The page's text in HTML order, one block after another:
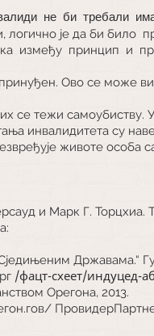
не би требали
логично је да би било
између принцип и
принуђен. Ово се може
се тежи самоубиству.
инвалидитета су
животе особа
и Марк Г.
Државама.“
/фацт-схеет/индуцед-
Орегона, 2013.